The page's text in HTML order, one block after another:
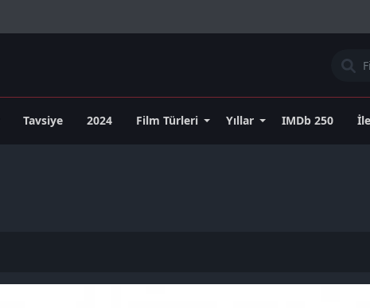
Tavsiye 2024 Film Türleri Yıllar IMDb 250